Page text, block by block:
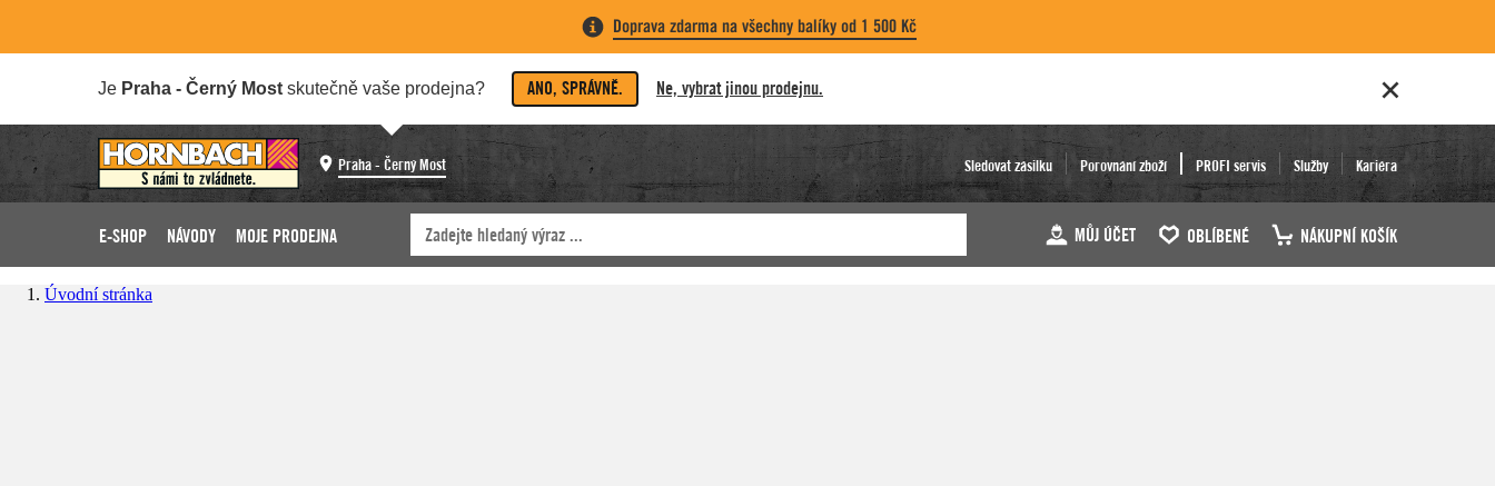
Doprava zdarma na všechny balíky od 1 500 Kč
Je Praha - Černý Most skutečně vaše prodejna? ANO, SPRÁVNĚ. Ne, vybrat jinou prodejnu.
Praha - Černý Most Sledovat zásilku Porovnání zboží PROFI servis Služby Kariéra
E-SHOP NÁVODY MOJE PRODEJNA MŮJ ÚČET OBLÍBENÉ NÁKUPNÍ KOŠÍK
Úvodní stránka